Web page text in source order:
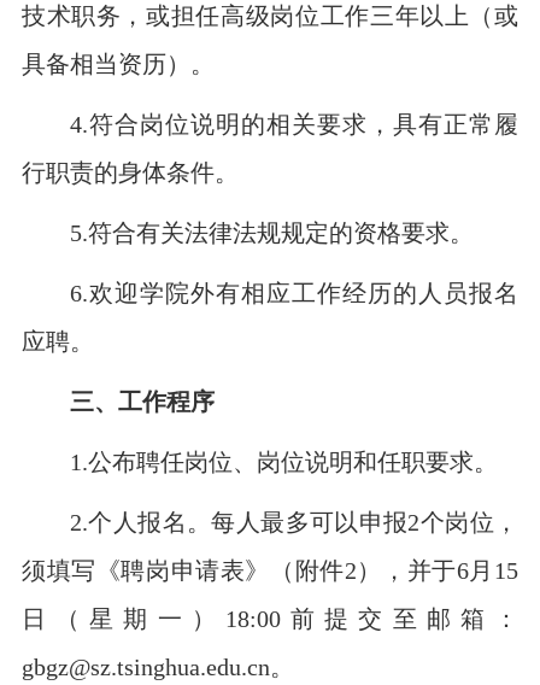
技术职务，或担任高级岗位工作三年以上（或
具备相当资历）。
4.符合岗位说明的相关要求，具有正常履
行职责的身体条件。
5.符合有关法律法规规定的资格要求。
6.欢迎学院外有相应工作经历的人员报名
应聘。
三、工作程序
1.公布聘任岗位、岗位说明和任职要求。
2.个人报名。每人最多可以申报2个岗位，
须填写《聘岗申请表》（附件2），并于6月15
日（星期一）18:00前提交至邮箱：
gbgz@sz.tsinghua.edu.cn。